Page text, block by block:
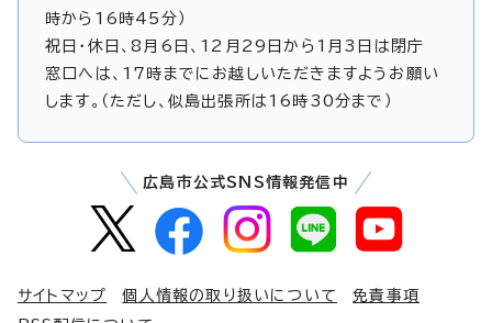
時から16時45分）
祝日・休日、8月6日、12月29日から1月3日は閉庁
窓口へは、17時までにお越しいただきますようお願い
します。（ただし、似島出張所は16時30分まで）
広島市公式SNS情報発信中
サイトマップ 個人情報の取り扱いについて
免責事項